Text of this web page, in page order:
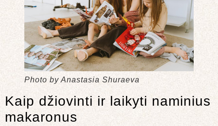
Photo by Anastasia Shuraeva
Kaip džiovinti ir laikyti naminius
makaronus